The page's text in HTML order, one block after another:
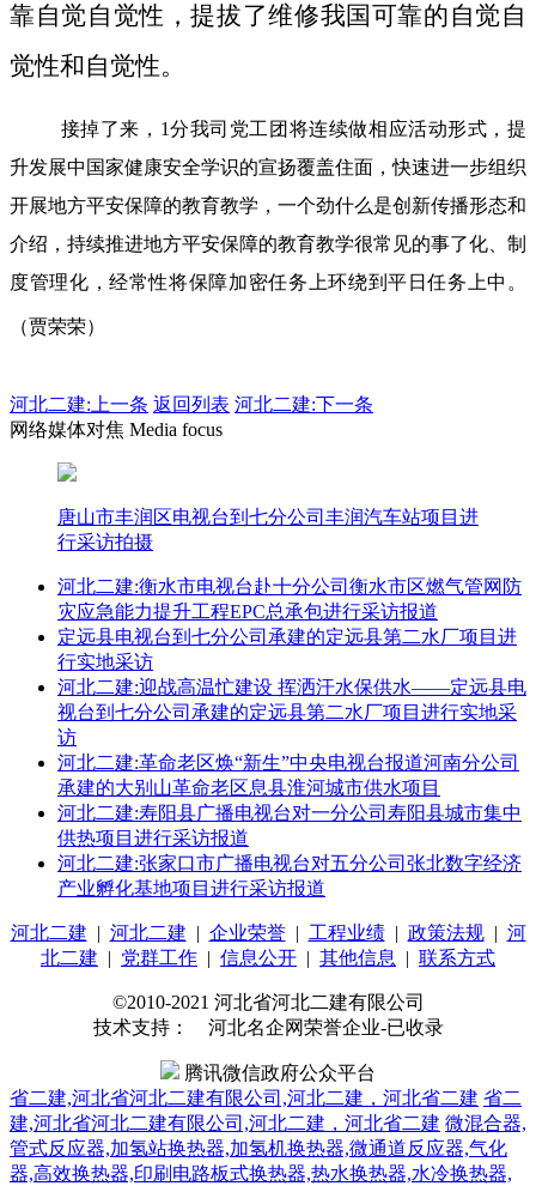
靠自觉自觉性，提拔了维修我国可靠的自觉自
觉性和自觉性。
接掉了来，1分我司党工团将连续做相应活动形式，提
升发展中国家健康安全学识的宣扬覆盖住面，快速进一步组织
开展地方平安保障的教育教学，一个劲什么是创新传播形态和
介绍，持续推进地方平安保障的教育教学很常见的事了化、制
度管理化，经常性将保障加密任务上环绕到平日任务上中。
（贾荣荣）
河北二建: 上一条 返回列表 河北二建:下一条
网络媒体对焦 Media focus
唐山市丰润区电视台到七分公司丰润汽车站项目进
行采访拍摄
河北二建:衡水市电视台赴十分公司衡水市区燃气管网防
灾应急能力提升工程EPC总承包进行采访报道
定远县电视台到七分公司承建的定远县第二水厂项目进
行实地采访
河北二建:迎战高温忙建设 挥洒汗水保供水——定远县电
视台到七分公司承建的定远县第二水厂项目进行实地采
访
河北二建:革命老区焕“新生”中央电视台报道河南分公司
承建的大别山革命老区息县淮河城市供水项目
河北二建:寿阳县广播电视台对一分公司寿阳县城市集中
供热项目进行采访报道
河北二建:张家口市广播电视台对五分公司张北数字经济
产业孵化基地项目进行采访报道
河北二建 | 河北二建 | 企业荣誉| 工程业绩| 政策法规| 河
北二建 | 党群工作 | 信息公开 | 其他信息 | 联系方式
©2010-2021 河北省河北二建有限公司
技术支持： 河北名企网荣誉企业-已收录
腾讯微信政府公众平台
省二建,河北省河北二建有限公司,河北二建，河北省二建 省二
建,河北省河北二建有限公司,河北二建，河北省二建 微混合器,
管式反应器,加氢站换热器,加氢机换热器,微通道反应器,气化
器,高效换热器,印刷电路板式换热器,热水换热器,水冷换热器,